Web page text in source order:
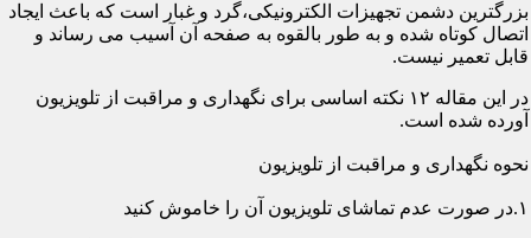
بزرگترین دشمن تجهیزات الکترونیکی،گرد و غبار است که باعث ایجاد
اتصال کوتاه شده و به طور بالقوه به صفحه آن آسیب می رساند و
قابل تعمیر نیست.
در این مقاله ۱۲ نکته اساسی برای نگهداری و مراقبت از تلویزیون
آورده شده است.
نحوه نگهداری و مراقبت از تلویزیون
۱.در صورت عدم تماشای تلویزیون آن را خاموش کنید